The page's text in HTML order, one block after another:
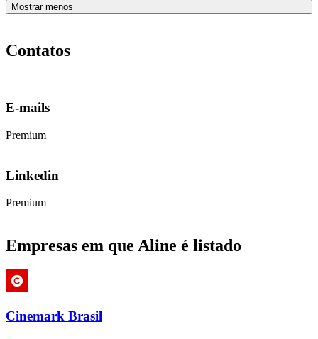
Mostrar menos
Contatos
E-mails
Premium
Linkedin
Premium
Empresas em que Aline é listado
Cinemark Brasil